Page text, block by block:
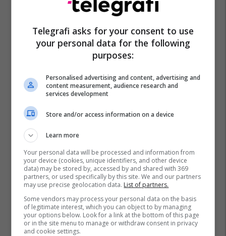
Telegrafi asks for your consent to use
your personal data for the following
purposes:
Personalised advertising and content, advertising and
content measurement, audience research and
services development
Store and/or access information on a device
Learn more
Your personal data will be processed and information from
your device (cookies, unique identifiers, and other device
data) may be stored by, accessed by and shared with 369
partners, or used specifically by this site. We and our partners
may use precise geolocation data. List of partners.
Some vendors may process your personal data on the basis
of legitimate interest, which you can object to by managing
your options below. Look for a link at the bottom of this page
or in the site menu to manage or withdraw consent in privacy
and cookie settings.